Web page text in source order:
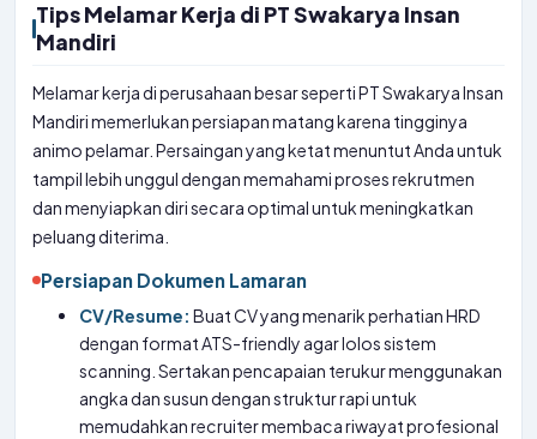
Tips Melamar Kerja di PT Swakarya Insan
Mandiri
Melamar kerja di perusahaan besar seperti PT Swakarya Insan
Mandiri memerlukan persiapan matang karena tingginya
animo pelamar. Persaingan yang ketat menuntut Anda untuk
tampil lebih unggul dengan memahami proses rekrutmen
dan menyiapkan diri secara optimal untuk meningkatkan
peluang diterima.
Persiapan Dokumen Lamaran
CV/Resume: Buat CV yang menarik perhatian HRD
dengan format ATS-friendly agar lolos sistem
scanning. Sertakan pencapaian terukur menggunakan
angka dan susun dengan struktur rapi untuk
memudahkan recruiter membaca riwayat profesional